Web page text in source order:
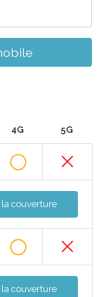
4G 5G
couverture
couverture